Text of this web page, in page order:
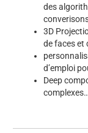
des
3D
de faces et
d’emploi
Deep
complexes…